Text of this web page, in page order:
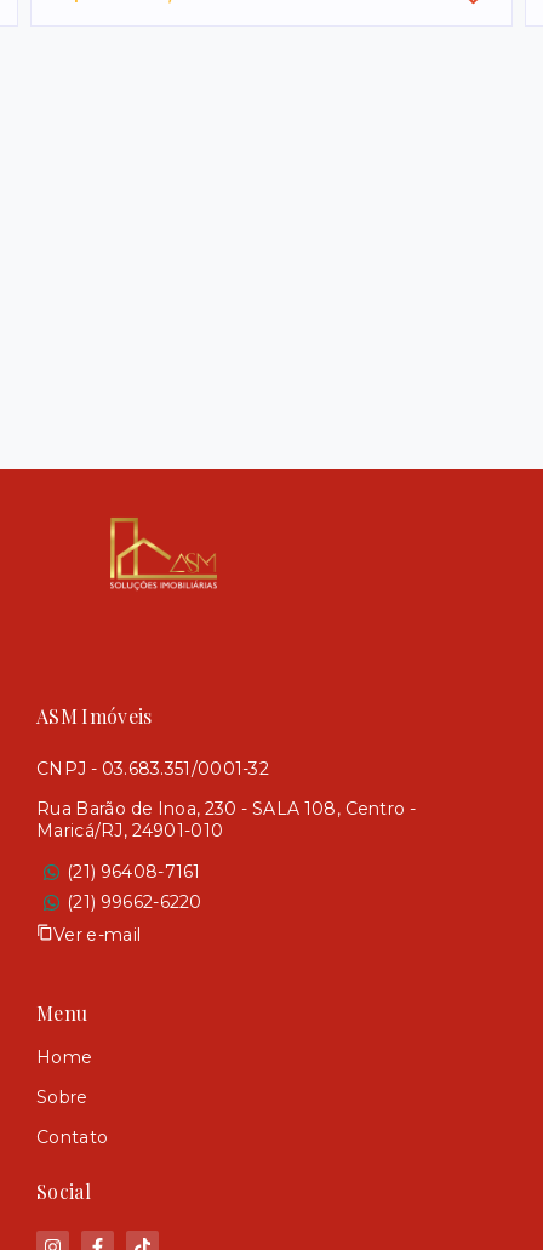
ASM Imóveis
CNPJ - 03.683.351/0001-32
Rua Barão de Inoa, 230 - SALA 108, Centro -
Maricá/RJ, 24901-010
(21) 96408-7161
(21) 99662-6220
Ver e-mail
Menu
Home
Sobre
Contato
Social